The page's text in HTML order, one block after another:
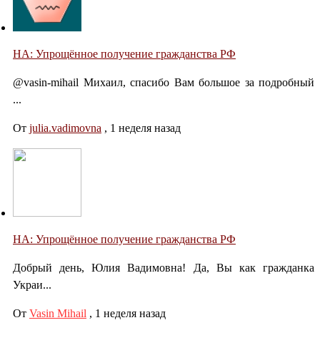
НА: Упрощённое получение гражданства РФ
@vasin-mihail Михаил, спасибо Вам большое за подробный
...
От julia.vadimovna , 1 неделя назад
НА: Упрощённое получение гражданства РФ
Добрый день, Юлия Вадимовна! Да, Вы как гражданка
Украи...
От Vasin Mihail , 1 неделя назад